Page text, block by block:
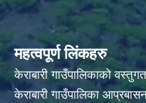
महत्वपूर्ण लिंकहरु
केराबारी गाउँपालिकाको
केराबारी गाउँपालिका